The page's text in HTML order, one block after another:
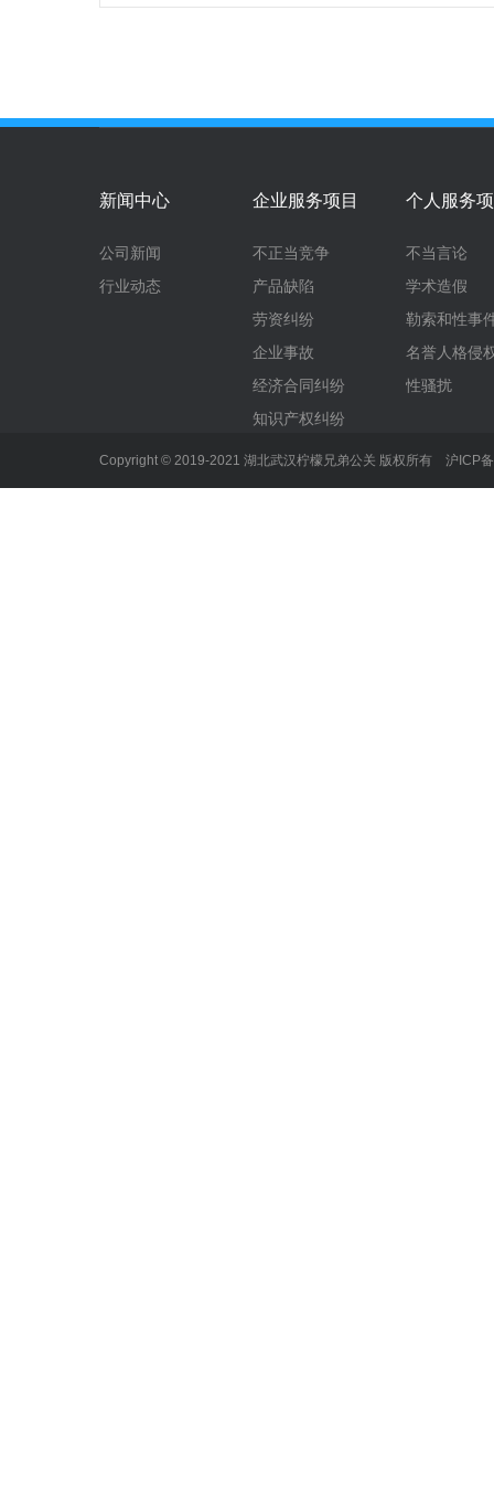
新闻中心
公司新闻
行业动态
企业服务项目
不正当竞争
产品缺陷
劳资纠纷
企业事故
经济合同纠纷
知识产权纠纷
个人服务
不当言论
学术造假
勒索和性事
名誉人格侵
性骚扰
Copyright © 2019-2021 湖北武汉柠檬兄弟公关 版权所有 沪ICP